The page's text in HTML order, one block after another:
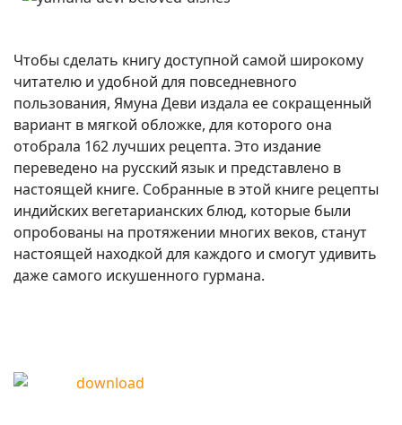
Чтобы сделать книгу доступной самой широкому
читателю и удобной для повседневного
пользования, Ямуна Деви издала ее сокращенный
вариант в мягкой обложке, для которого она
отобрала 162 лучших рецепта. Это издание
переведено на русский язык и представлено в
настоящей книге. Собранные в этой книге рецепты
индийских вегетарианских блюд, которые были
опробованы на протяжении многих веков, станут
настоящей находкой для каждого и смогут удивить
даже самого искушенного гурмана.